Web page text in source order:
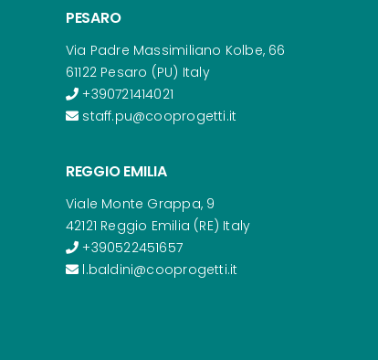
PESARO
Via Padre Massimiliano Kolbe, 66
61122 Pesaro (PU) Italy
+390721414021
staff.pu@cooprogetti.it
REGGIO EMILIA
Viale Monte Grappa, 9
42121 Reggio Emilia (RE) Italy
+390522451657
l.baldini@cooprogetti.it